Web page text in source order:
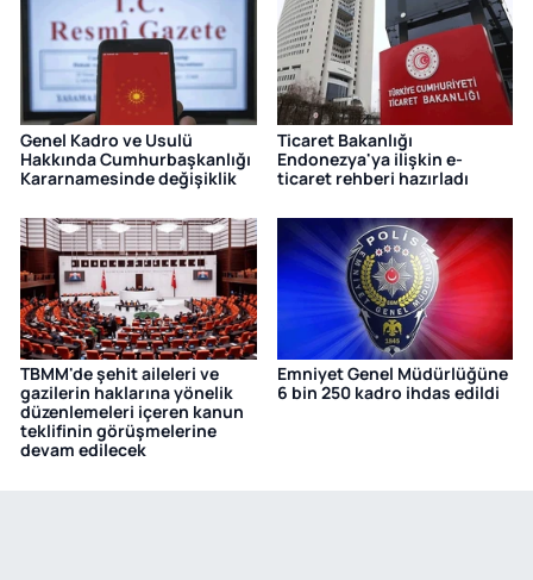
Genel Kadro ve Usulü
Hakkında Cumhurbaşkanlığı
Kararnamesinde değişiklik
Ticaret Bakanlığı
Endonezya'ya ilişkin e-
ticaret rehberi hazırladı
TBMM'de şehit aileleri ve
gazilerin haklarına yönelik
düzenlemeleri içeren kanun
teklifinin görüşmelerine
devam edilecek
Emniyet Genel Müdürlüğüne
6 bin 250 kadro ihdas edildi